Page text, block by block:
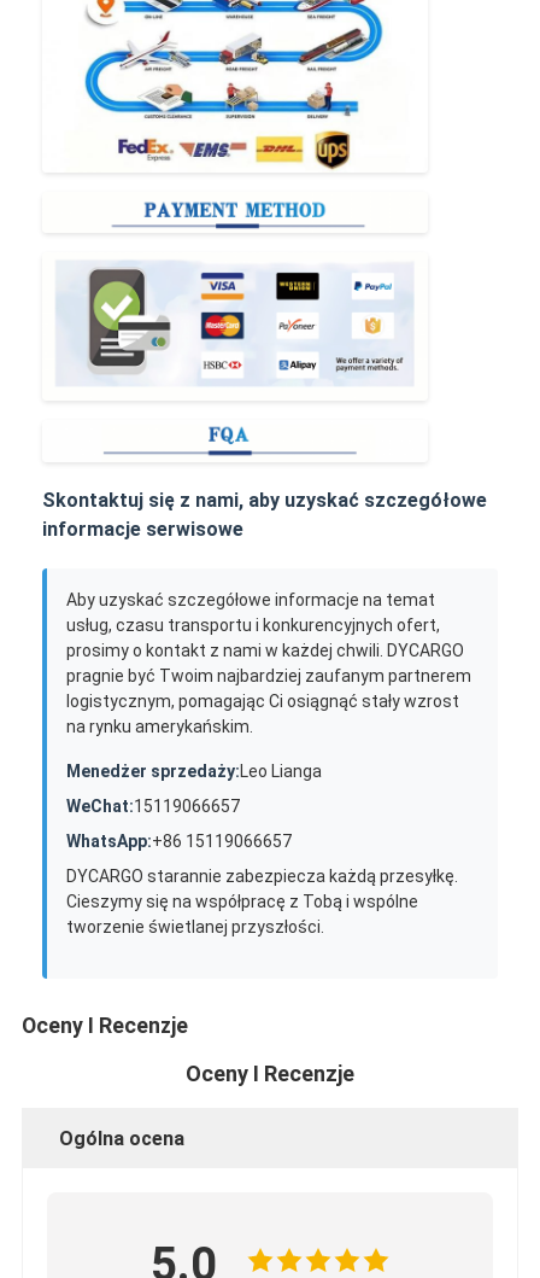
Skontaktuj się z nami, aby uzyskać szczegółowe
informacje serwisowe
Aby uzyskać szczegółowe informacje na temat
usług, czasu transportu i konkurencyjnych ofert,
prosimy o kontakt z nami w każdej chwili. DYCARGO
pragnie być Twoim najbardziej zaufanym partnerem
logistycznym, pomagając Ci osiągnąć stały wzrost
na rynku amerykańskim.
Menedżer sprzedaży:Leo Lianga
WeChat:15119066657
WhatsApp:+86 15119066657
DYCARGO starannie zabezpiecza każdą przesyłkę.
Cieszymy się na współpracę z Tobą i wspólne
tworzenie świetlanej przyszłości.
Oceny I Recenzje
Oceny I Recenzje
Ogólna ocena
5.0